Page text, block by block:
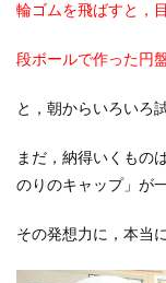
輪ゴムを飛ばすと，
段ボールで作った円
と，朝からいろいろ
まだ，納得いくもの
のりのキャップ」が
その発想力に，本当